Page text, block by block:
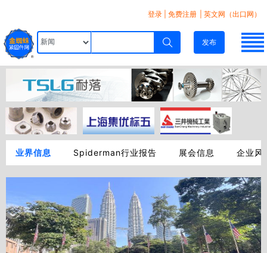
登录 免费注册 | 英文网（出口网）
发布
业界信息 Spiderman行业报告 展会信息 企业风